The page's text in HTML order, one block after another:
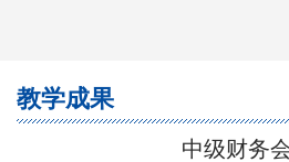
教学成果
中级财务